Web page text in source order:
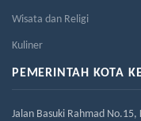
Wisata dan Religi
Kuliner
PEMERINTAH KOTA
Jalan Basuki Rahmad